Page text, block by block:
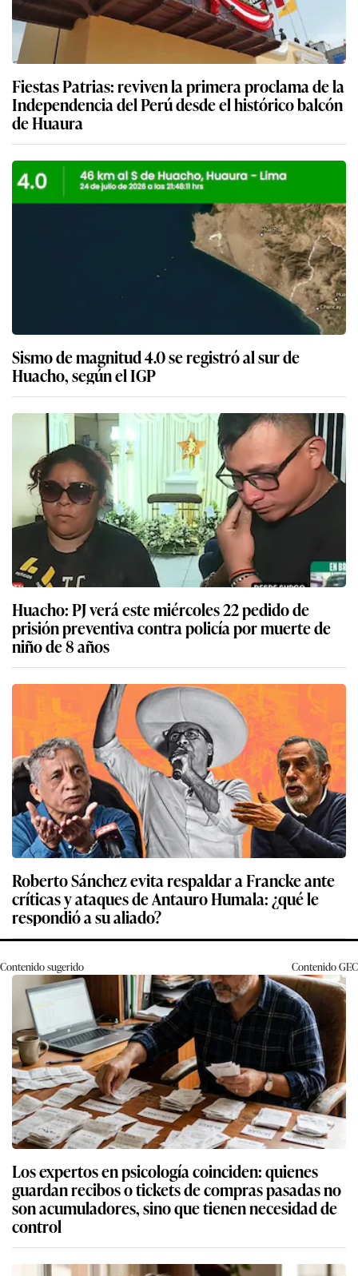
Fiestas Patrias: reviven la primera proclama de la
Independencia del Perú desde el histórico balcón
de Huaura
Sismo de magnitud 4.0 se registró al sur de
Huacho, según el IGP
Huacho: PJ verá este miércoles 22 pedido de
prisión preventiva contra policía por muerte de
niño de 8 años
Roberto Sánchez evita respaldar a Francke ante
críticas y ataques de Antauro Humala: ¿qué le
respondió a su aliado?
Contenido sugerido ContenidoGEC
Los expertos en psicología coinciden: quienes
guardan recibos o tickets de compras pasadas no
son acumuladores, sino que tienen necesidad de
control